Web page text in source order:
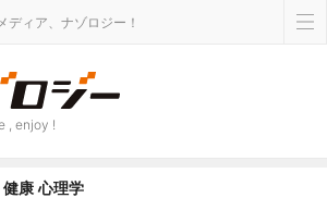
ディア、ナゾロジー！
, enjoy !
健康 心理学